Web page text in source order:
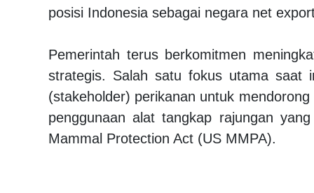
posisi Indonesia sebagai negara net
Pemerintah terus berkomitmen
strategis. Salah satu fokus utama saat
(stakeholder) perikanan untuk
penggunaan alat tangkap rajungan
Mammal Protection Act (US MMPA).